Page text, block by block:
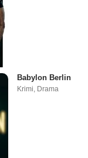
Babylon Berlin
Krimi, Drama